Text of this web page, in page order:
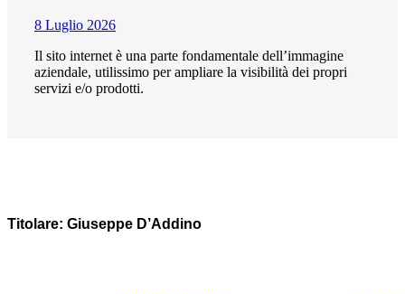
8 Luglio 2026
Il sito internet è una parte fondamentale dell’immagine
aziendale, utilissimo per ampliare la visibilità dei propri
servizi e/o prodotti.
Titolare: Giuseppe D’Addino